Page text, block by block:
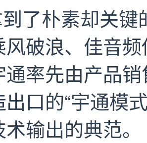
了朴素却关键
破浪、佳音
通率先由产品
口的“宇通模
输出的典范。